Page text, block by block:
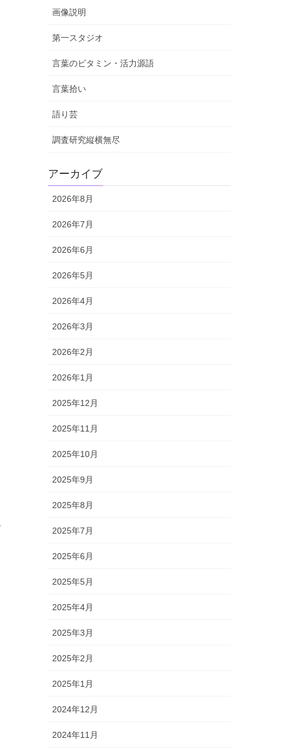
画像説明
第一スタジオ
言葉のビタミン・活力源語
言葉拾い
語り芸
調査研究縦横無尽
アーカイブ
2026年8月
2026年7月
2026年6月
2026年5月
2026年4月
2026年3月
2026年2月
2026年1月
2025年12月
2025年11月
2025年10月
2025年9月
2025年8月
2025年7月
2025年6月
2025年5月
2025年4月
2025年3月
2025年2月
2025年1月
2024年12月
2024年11月